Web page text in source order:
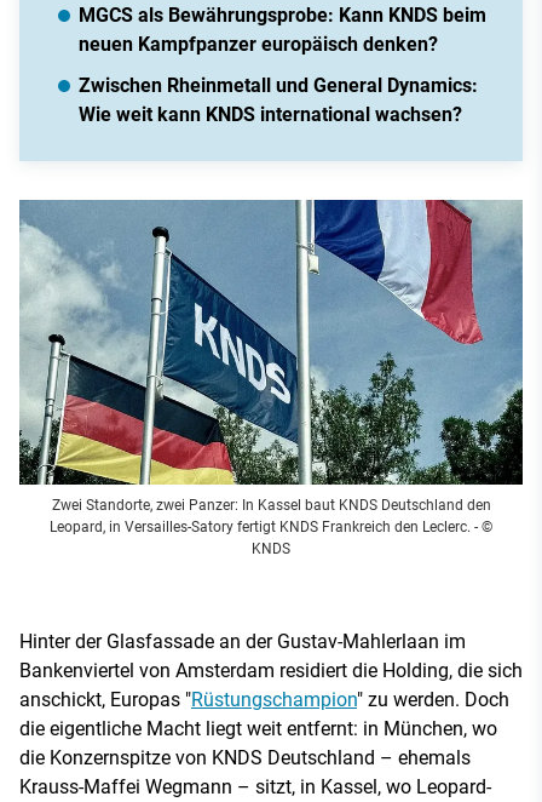
MGCS als Bewährungsprobe: Kann KNDS beim
neuen Kampfpanzer europäisch denken?
Zwischen Rheinmetall und General Dynamics:
Wie weit kann KNDS international wachsen?
Zwei Standorte, zwei Panzer: In Kassel baut KNDS Deutschland den
Leopard, in Versailles-Satory fertigt KNDS Frankreich den Leclerc. - ©
KNDS
Hinter der Glasfassade an der Gustav-Mahlerlaan im
Bankenviertel von Amsterdam residiert die Holding, die sich
anschickt, Europas "Rüstungschampion" zu werden. Doch
die eigentliche Macht liegt weit entfernt: in München, wo
die Konzernspitze von KNDS Deutschland – ehemals
Krauss-Maffei Wegmann – sitzt, in Kassel, wo Leopard-